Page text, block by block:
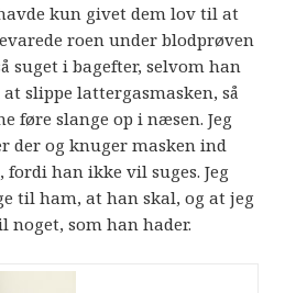
kun givet dem lov til at
roen under blodprøven
suget i bagefter, selvom han
slippe lattergasmasken, så
føre slange op i næsen. Jeg
der og knuger masken ind
han ikke vil suges. Jeg
til ham, at han skal, og at jeg
noget, som han hader.